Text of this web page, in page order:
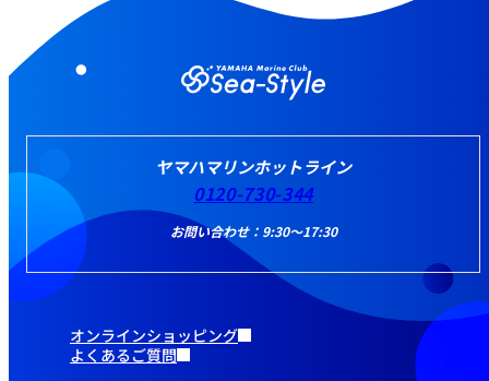
ヤマハマリンホットライン
0120-730-344
お問い合わせ：9:30～17:30
オンラインショッピング
よくあるご質問